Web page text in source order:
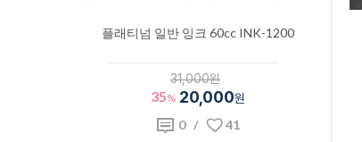
플래티넘 일반 잉크 60cc INK-1200
31,000원
35% 20,000원
0/ 41